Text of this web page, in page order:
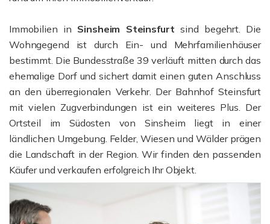
Immobilien in Sinsheim Steinsfurtsind begehrt. Die
Wohngegend ist durch Ein- und Mehrfamilienhäuser
bestimmt. Die Bundesstraße 39 verläuft mitten durch das
ehemalige Dorf und sichert damit einen guten Anschluss
an den überregionalen Verkehr. Der Bahnhof Steinsfurt
mit vielen Zugverbindungen ist ein weiteres Plus. Der
Ortsteil im Südosten von Sinsheim liegt in einer
ländlichen Umgebung. Felder, Wiesen und Wälder prägen
die Landschaft in der Region. Wir finden den passenden
Käufer und verkaufen erfolgreich Ihr Objekt.